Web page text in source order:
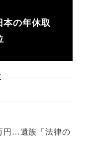
の年休取
円…遺族「法律の